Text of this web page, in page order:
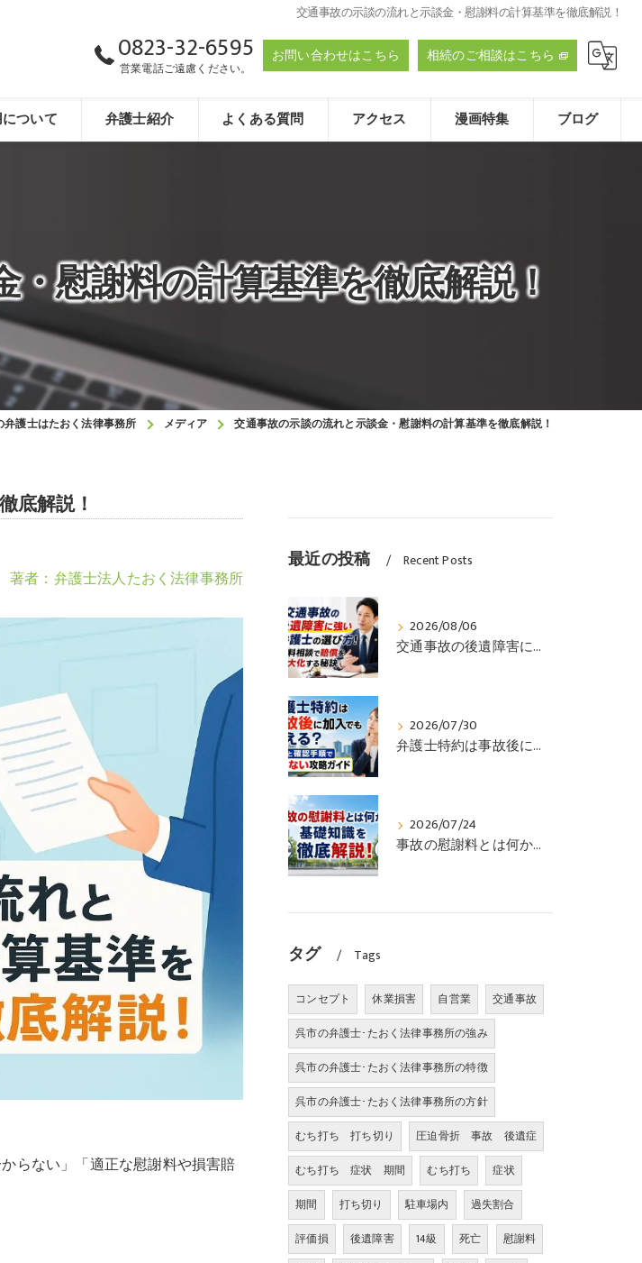
交通事故の示談の流れと示談金・慰謝料の計算基準を徹底解説！
0823-32-6595
営業電話ご遠慮ください。
お問い合わせはこちら 相続のご相談はこちら
ついて 弁護士紹介 よくある質問 アクセス 漫画特集 ブログ
慰謝料の計算基準を徹底解説！
弁護士はたおく法律事務所 メディア 交通事故の示談の流れと示談金・慰謝料の計算基準を徹底解説！
底解説！
著者：弁護士法人たおく法律事務所
らない」「適正な慰謝料や損害賠
最近の投稿 Recent Posts
2026/08/06
交通事故の後遺障害に強い弁護士の選び方！無料相談で賠償を最大化する秘訣
2026/07/30
弁護士特約は事故後に加入でも使える？可否と確認手順で損しない攻略ガイド
2026/07/24
事故の慰謝料とは何かの基礎知識を徹底解説！
タグ Tags
コンセプト 休業損害 自営業
交通事故
呉市の弁護士･たおく法律事務所の強み
呉市の弁護士･たおく法律事務所の特徴
呉市の弁護士･たおく法律事務所の方針
むち打ち 打ち切り
圧迫骨折 事故 後遺症
むち打ち 症状 期間
むち打ち
症状
期間
打ち切り 駐車場内
過失割合
評価損
後遺障害 14級 死亡
慰謝料